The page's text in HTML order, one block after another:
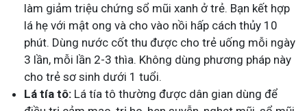
làm giảm triệu chứng sổ mũi xanh ở trẻ. Bạn kết hợp
lá hẹ với mật ong và cho vào nồi hấp cách thủy 10
phút. Dùng nước cốt thu được cho trẻ uống mỗi ngày
3 lần, mỗi lần 2-3 thìa. Không dùng phương pháp này
cho trẻ sơ sinh dưới 1 tuổi.
Lá tía tô: Lá tía tô thường được dân gian dùng để